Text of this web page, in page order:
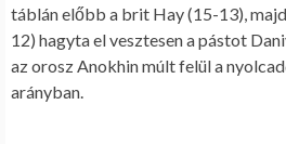
táblán előbb a brit Hay (15-13),
12) hagyta el vesztesen a pástot
az orosz Anokhin múlt felül a
arányban.